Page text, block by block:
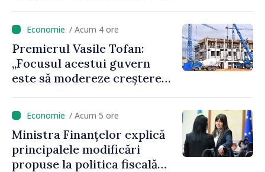
Delacău, raionul Anenii Noi
/ Acum 4 ore
Premierul Vasile Tofan:
„Focusul acestui guvern
este să modereze creșterea
/ Acum 5 ore
Ministra Finanțelor explică
principalele modificări
propuse la politica fiscală